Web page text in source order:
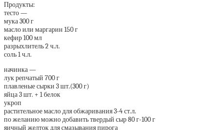
Продукты:
тесто —
мука 300 г
масло или маргарин 150 г
кефир 100 мл
разрыхлитель 2 ч.л.
соль 1 ч.л.
начинка —
лук репчатый 700 г
плавленые сырки 3 шт.(300 г)
яйца 3 шт. + 1 белок
укроп
растительное масло для обжаривания 3-4 ст.л.
по желанию можно добавить твердый сыр 80 г-100 г
яичный желток для смазывания пирога